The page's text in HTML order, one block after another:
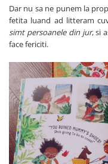
Dar nu sa ne punem la
fetita luand ad litteram
simt persoanele din jur, si
face fericiti.